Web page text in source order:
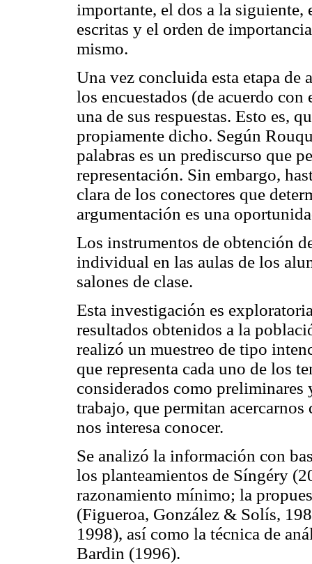
importante, el dos a la siguiente,
escritas y el orden de
mismo.
Una vez concluida esta etapa
los encuestados (de acuerdo
una de sus respuestas. Esto es,
propiamente dicho. Según
palabras es un prediscurso que
representación. Sin embargo,
clara de los conectores que
argumentación es una
Los instrumentos de obtención
individual en las aulas de los
salones de clase.
Esta investigación es
resultados obtenidos a la
realizó un muestreo de tipo
que representa cada uno de los
considerados como preliminares
trabajo, que permitan
nos interesa conocer.
Se analizó la información con
los planteamientos de Síngéry
razonamiento mínimo; la
(Figueroa, González & Solís,
1998), así como la técnica de
Bardin (1996).